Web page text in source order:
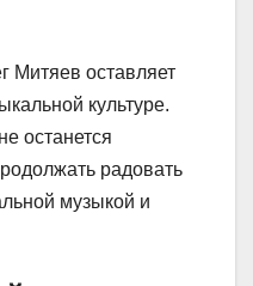
Митяев оставляет
культуре.
останется
радовать
музыкой и